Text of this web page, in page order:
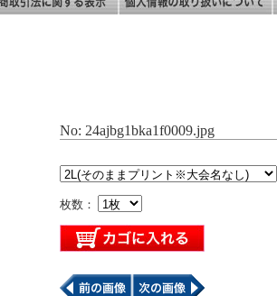
No: 24ajbg1bka1f0009.jpg
枚数：